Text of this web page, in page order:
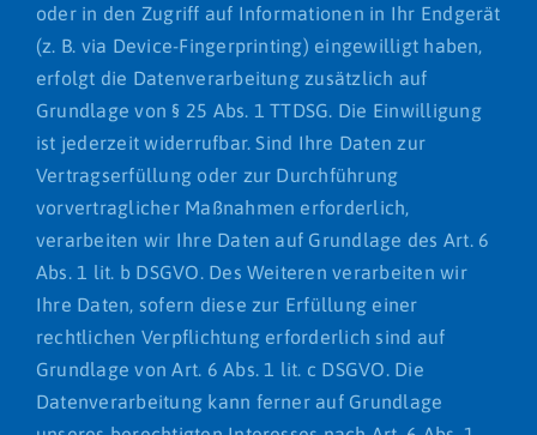
oder in den Zugriff auf Informationen in Ihr Endgerät
(z. B. via Device-Fingerprinting) eingewilligt haben,
erfolgt die Datenverarbeitung zusätzlich auf
Grundlage von § 25 Abs. 1 TTDSG. Die Einwilligung
ist jederzeit widerrufbar. Sind Ihre Daten zur
Vertragserfüllung oder zur Durchführung
vorvertraglicher Maßnahmen erforderlich,
verarbeiten wir Ihre Daten auf Grundlage des Art. 6
Abs. 1 lit. b DSGVO. Des Weiteren verarbeiten wir
Ihre Daten, sofern diese zur Erfüllung einer
rechtlichen Verpflichtung erforderlich sind auf
Grundlage von Art. 6 Abs. 1 lit. c DSGVO. Die
Datenverarbeitung kann ferner auf Grundlage